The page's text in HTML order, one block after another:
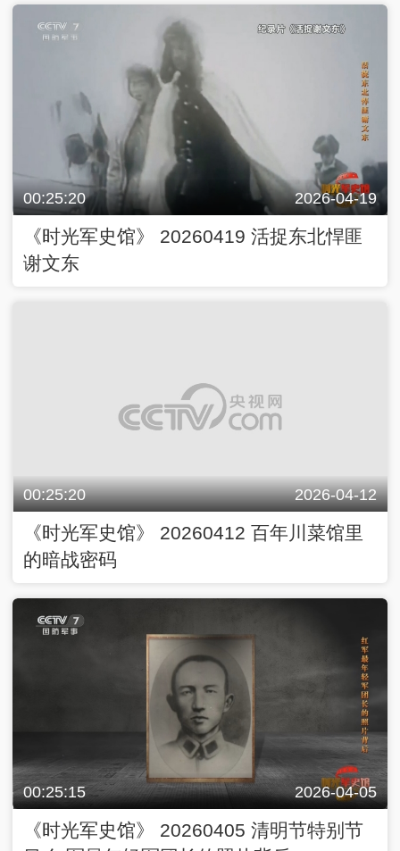
00:25:20 2026-04-19
《时光军史馆》 20260419 活捉东北悍匪
谢文东
00:25:20 2026-04-12
《时光军史馆》 20260412 百年川菜馆里
的暗战密码
00:25:15 2026-04-05
《时光军史馆》 20260405 清明节特别节